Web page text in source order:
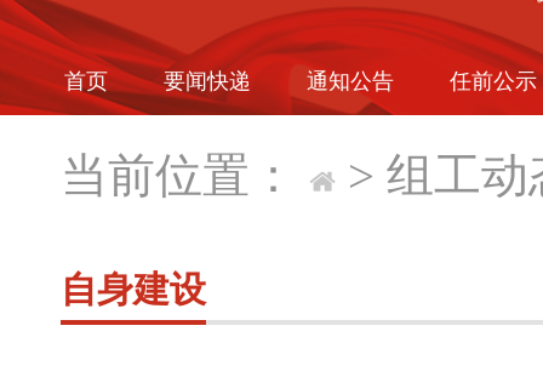
首页 要闻快递 通知公告 任前公示
当前位置： > 组工动
自身建设